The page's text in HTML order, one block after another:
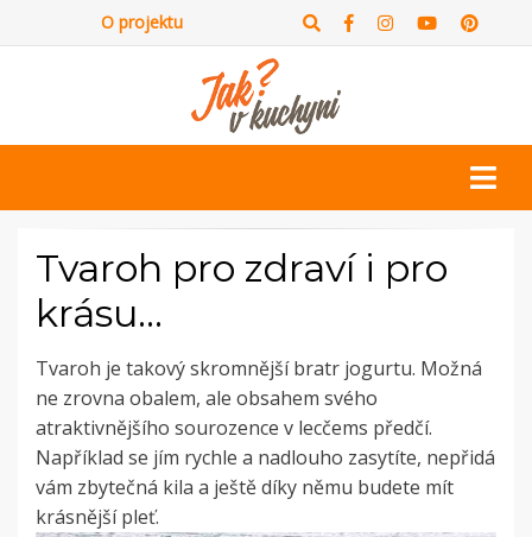
O projektu
Tvaroh pro zdraví i pro
krásu…
Tvaroh je takový skromnější bratr jogurtu. Možná
ne zrovna obalem, ale obsahem svého
atraktivnějšího sourozence v lecčems předčí.
Například se jím rychle a nadlouho zasytíte, nepřidá
vám zbytečná kila a ještě díky němu budete mít
krásnější pleť.